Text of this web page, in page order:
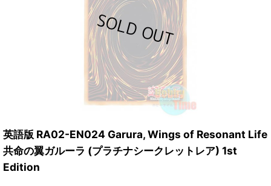
英語版 RA02-EN024 Garura, Wings of Resonant Life
共命の翼ガルーラ (プラチナシークレットレア) 1st
Edition